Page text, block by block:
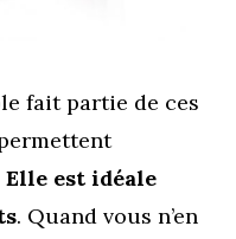
fait partie de ces
Elle est idéale
. Quand vous n’en